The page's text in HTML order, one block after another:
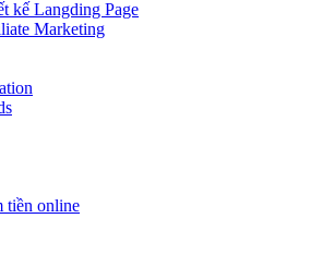
kế Langding Page
Marketing
tiền online